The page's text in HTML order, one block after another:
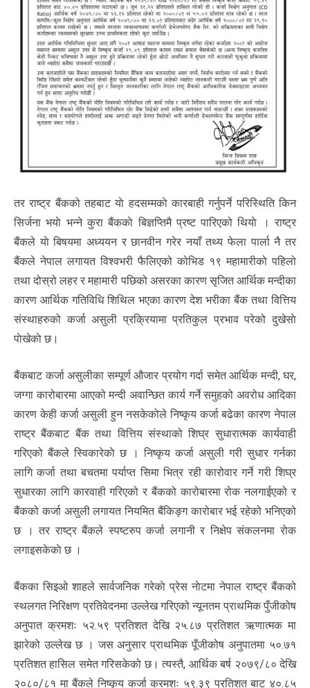
तर राष्ट्र बैंकको तहबाट याे हदसम्मकाे कारबाही गर्नुपर्ने परिस्थिति किन
सिर्जना भयाे भन्ने कुरा बैंककाे बिज्ञप्तिमै प्रष्ट पारिएको थियाे । राष्ट्र
बैंकले याे बिषयमा अध्ययन र छानवीन गरेर नयाँ तथ्य फेला पार्ला नै तर
बैंकले नेपाल लगायत विश्वभरी फैलिएको कोभिड १९ महामारीको पहिलो
तथा दोस्रो लहर र महामारी पछिको असरका कारण सृजित आर्थिक मन्दीका
कारण आर्थिक गतिविधि शिथिल भएका कारण देश भरीका बैंक तथा वित्तिय
संस्थाहरुको कर्जा असुली प्रक्रियामा प्रतिकुल प्रभाव परेको दुखेसाे
पाेखेकाे छ।
बैंकबाट कर्जा असुलीका सम्पूर्ण औजार प्रयोग गर्दा समेत आर्थिक मन्दी, घर,
जग्गा कारोबारमा आएको मन्दी अवान्छित कार्य गर्ने समुहको अवरोध आदिका
कारण केही कर्जा असुली हुन नसकेकोले निष्कृय कर्जा बढेका कारण नेपाल
राष्ट्र बैंकबाट बैंक तथा वित्तिय संस्थाको शिघ्र सुधारात्मक कार्यवाही
गरिएको बैंकले स्विकारेकाे छ । निष्कृय कर्जा असुली गरी सुधार गर्नका
लागि कर्जा तथा बचतमा पर्याप्त सिमा भित्र रही कारोवार गर्ने गरी शिघ्र
सुधारका लागि कारवाही गरिएको र बैंकको कारोबारमा रोक नलगाईएको र
बैंकको कर्जा असुली लगायत नियमित बैंकिङ्ग कारोबार भई रहेको भनिएको
छ । तर राष्ट्र बैंकले स्पष्टरुप कर्जा लगानी र निक्षेप संकलनमा राेक
लगाइसकेकाे छ ।
बैंकका सिइओ शाहले सार्वजनिक गरेकाे प्रेस नाेटमा नेपाल राष्ट्र बैंकको
स्थलगत निरिक्षण प्रतिवेदनमा उल्लेख गरिएको न्यूनतम प्राथमिक पुँजीकोष
अनुपात क्रमशः ५२.५९ प्रतिशत देखि २५.८७ प्रतिशत ऋणात्मक मा
झारेको उल्लेख छ । जस अनुसार प्राथमिक पूँजीकोष अनुपातमा ५०.७१
प्रतिशत हासिल समेत गरिसकेको छ। त्यस्तै, आर्थिक बर्ष २०७९/८० देखि
२०८०/८१ मा बैंकले निष्कृय कर्जा क्रमशः ५९.३९ प्रतिशत बाट ४०.८५